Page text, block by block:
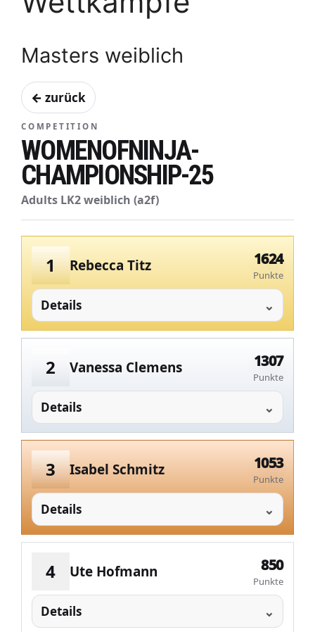
Masters weiblich
← zurück
COMPETITION
WOMENOFNINJA-
CHAMPIONSHIP-25
Adults LK2 weiblich (a2f)
1 Rebecca Titz 1624
Punkte
Details
2 Vanessa Clemens 1307
Punkte
Details
3 Isabel Schmitz 1053
Punkte
Details
4 Ute Hofmann 850
Punkte
Details